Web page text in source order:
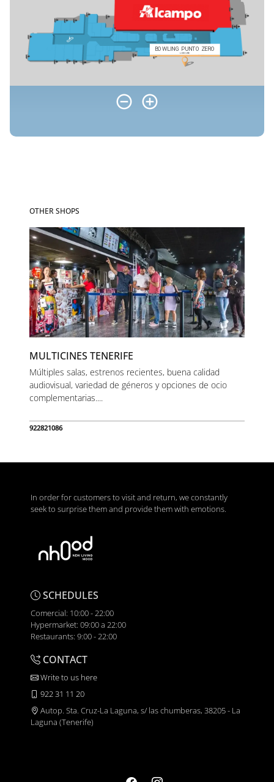
OTHER SHOPS
MULTICINES TENERIFE
Múltiples salas, estrenos recientes, buena calidad
audiovisual, variedad de géneros y opciones de ocio
complementarias....
922821086
In order for customers to visit and return, we constantly
seek to surprise them and provide them with emotions.
SCHEDULES
Comercial: 10:00 - 22:00
Hypermarket: 09:00 a 22:00
Restaurants: 9:00 - 22:00
CONTACT
Write to us here
922 31 11 20
Autop. Sta. Cruz-La Laguna, s/ las chumberas, 38205 - La
Laguna (Tenerife)